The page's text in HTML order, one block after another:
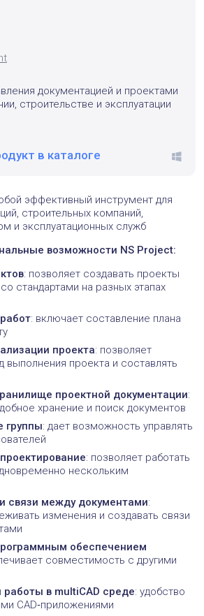
документацией и проектами
строительстве и эксплуатации
в каталоге
эффективный инструмент для
строительных компаний,
и эксплуатационных служб
возможности NS Project:
: позволяет создавать проекты
стандартами на разных этапах
: включает составление плана
проекта: позволяет
выполнения проекта и составлять
проектной документации:
хранение и поиск документов
группы: дает возможность управлять
: позволяет работать
нескольким
связи между документами:
изменения и создавать связи
обеспечением
совместимость с другими
в multiCAD среде: удобство
CAD‑приложениями